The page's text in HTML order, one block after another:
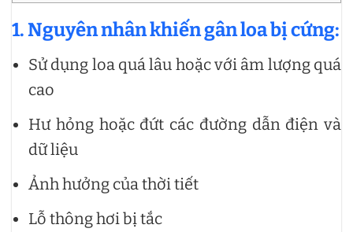
1. Nguyên nhân khiến gân loa bị cứng:
Sử dụng loa quá lâu hoặc với âm lượng quá
cao
Hư hỏng hoặc đứt các đường dẫn điện và
dữ liệu
Ảnh hưởng của thời tiết
Lỗ thông hơi bị tắc